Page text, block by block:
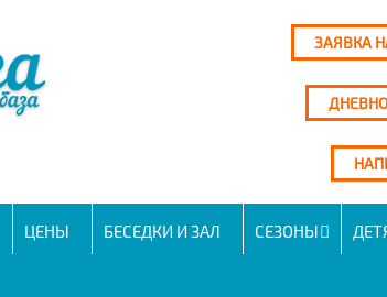
ЗАЯВКА
ЦЕНЫ БЕСЕДКИ И ЗАЛ СЕЗОНЫ